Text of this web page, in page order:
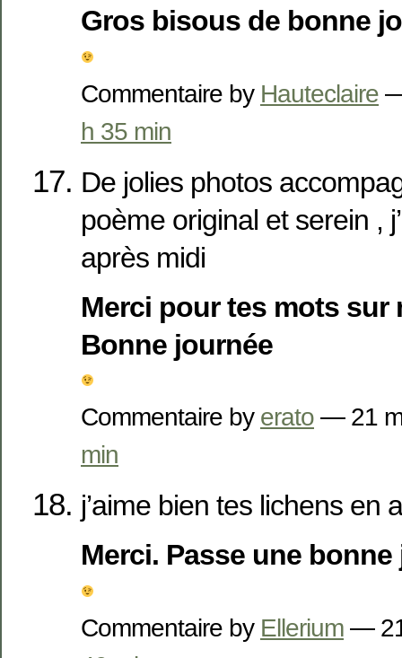
Gros bisous de bonne
Commentaire by Hauteclaire
h 35 min
De jolies photos
poème original et serein ,
après midi
Merci pour tes mots sur
Bonne journée
Commentaire by erato — 21
min
j’aime bien tes lichens en
Merci. Passe une bonne
Commentaire by Ellerium —